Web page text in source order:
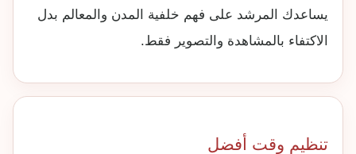
يساعدك المرشد على فهم خلفية المدن والمعالم بدل
الاكتفاء بالمشاهدة والتصوير فقط.
تنظيم وقت أفضل